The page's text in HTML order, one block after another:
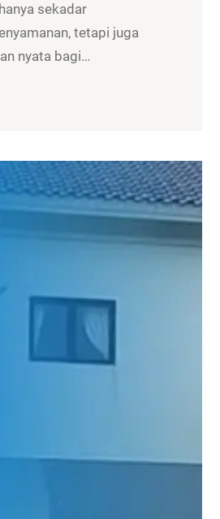
sekadar
tetapi juga
nyata bagi…